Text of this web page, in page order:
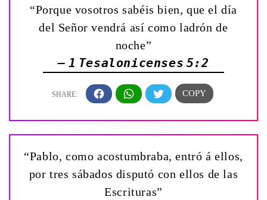
“Porque vosotros sabéis bien, que el día
del Señor vendrá así como ladrón de
noche”
— 1 Tesalonicenses 5:2
“Pablo, como acostumbraba, entró á ellos,
por tres sábados disputó con ellos de las
Escrituras”